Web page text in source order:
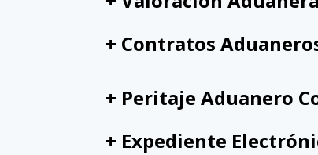
+ Contratos
+ Peritaje Aduanero
+ Expediente